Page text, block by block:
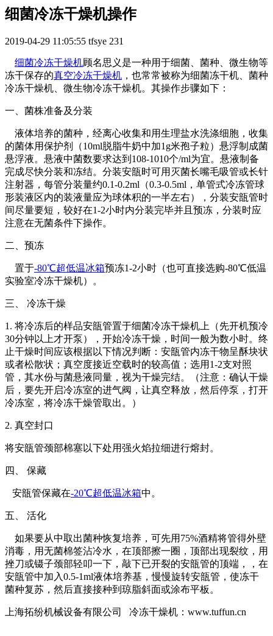
细菌冷冻干燥机操作
2019-04-29 11:05:55 tfsye 231
细菌冷冻干燥机顾名思义是一种用于细菌、菌种、微生物等
冻干保存的真空冷冻干燥机 ，也常常被称为细菌冻干机、菌种
冷冻干燥机、微生物冷冻干燥机。其操作步骤如下：
一、菌株准备及分装
液体培养的菌种，经离心收集和用生理盐水洗涤细胞，收集
的菌体用保护剂（10ml脱脂牛奶中加1g米孢子粒）悬浮制成菌
悬浮液。悬液中菌数要求达到108-1010个/ml为宜。悬液制备
完成尽快分装和冻结。分装安瓿时可用灭菌长嘴毛吸管或长针
注射器，每管分装量约0.1-0.2ml（0.3-0.5ml，单管式冷冻管球
形装液区内的装液量应为球体积的一半左右），分装安瓿管时
间尽量要短，较好在1-2小时内分装完毕并且预冻，分装时应
注意在无菌条件下操作。
二、预冻
置于-80℃超低温冰箱预冻1-2小时（也可直接选购-80℃低温
实验室冷冻干燥机）。
三、 冷冻干燥
1. 将冷冻后的样品安瓿管置于细菌冷冻干燥机上（先开机预冷
30分钟以上才开泵），开始冷冻干燥，时间一般为数小时。终
止干燥时间应该根据以下情况判断：安瓿管内冻干物呈酥块状
或者松散状；真空度接近空载时的较高值；选用1-2支对照
管，其水份与菌悬液同量，视为干燥完结。（注意：确认干燥
后，要先开启冷冻室的进气阀，让真空释放，然后停泵，打开
冷冻室，将冷冻干燥管取出。）
2. 真空封口
将安瓿管颈部棉塞以下处用强火焰拉细进行熔封。
四、 保藏
安瓿管保藏在-20℃超低温冰箱中。
五、 活化
如果要从中取出菌种恢复培养，可先用75%酒精将管得外壁
消毒，用无菌棉签沾冷水，在顶部擦一圈，顶部出现裂纹，用
挫刀或镊子颈部轻叩一下，敲下已开裂的安瓿管的顶端，，在
安瓿管中加入0.5-1ml液体培养基，慢慢旋转安瓿管，使冻干
菌种复苏，然后直接接种到琼脂斜面或涂布平板。
上海拓纷机械设备有限公司 冷冻干燥机：www.tuffun.cn